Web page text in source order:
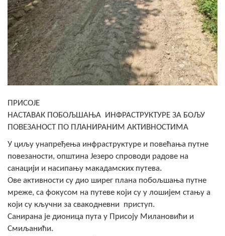
Службени Гласници
ОПШТИНСКА УПРАВА
ИНФО
Вијести
Активности
Јавни позиви
Обавјештења
Заштита од пожара
COVID 19
Геоистраживања
ПРИСОЈЕ
НАСТАВАК ПОБОЉШАЊА ИНФРАСТРУКТУРЕ ЗА БОЉУ
ПОВЕЗАНОСТ ПО ПЛАНИРАНИМ АКТИВНОСТИМА
У циљу унапређења инфраструктуре и повећања путне
повезаности, општина Језеро спроводи радове на
санацији и насипању макадамских путева.
Ове активности су дио ширег плана побољшања путне
мреже, са фокусом на путеве који су у лошијем стању а
који су кључни за свакодневни приступ.
Санирана је дионица пута у Присоју Милановићи и
Смиљанићи.